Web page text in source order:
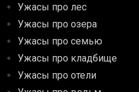
Ужасы про лес
Ужасы про озера
Ужасы про семью
Ужасы про кладбище
Ужасы про отели